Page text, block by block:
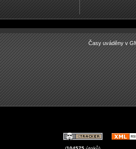
Časy uváděny v